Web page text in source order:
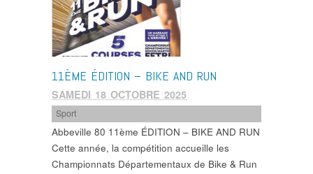
11ÈME ÉDITION – BIKE AND RUN
SAMEDI 18 OCTOBRE 2025
Sport
Abbeville 80 11ème ÉDITION – BIKE AND RUN
Cette année, la compétition accueille les
Championnats Départementaux de Bike & Run